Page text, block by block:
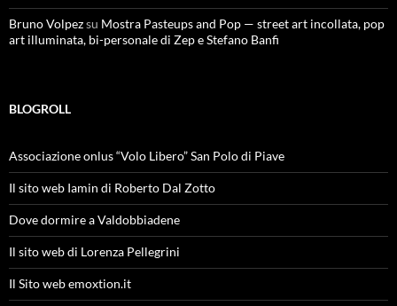
Bruno Volpezsu Mostra Pasteups and Pop — street art incollata, pop
art illuminata, bi-personale di Zep e Stefano Banfi
BLOGROLL
Associazione onlus “Volo Libero” San Polo di Piave
Il sito web Iamin di Roberto Dal Zotto
Dove dormire a Valdobbiadene
Il sito web di Lorenza Pellegrini
Il Sito web emoxtion.it